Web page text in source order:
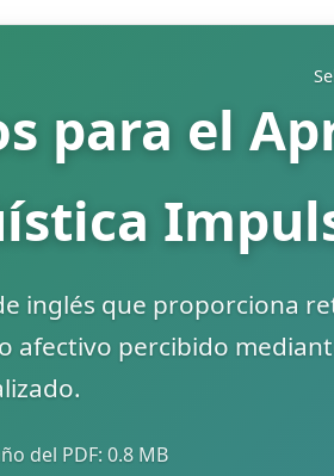
para el
inglés que proporciona
afectivo percibido
del PDF: 0.8 MB